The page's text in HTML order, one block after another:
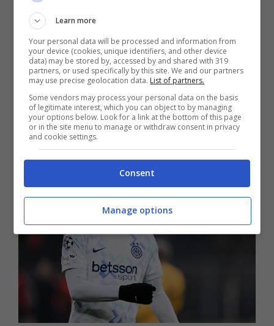
avrebbe messo gli occhi su
da che di recente la società tedesca ha
trovato l’accordo per il rinnovo di contratto
Dayot Upamecano
e ora cerca di
rendere il reparto ancora più forte e
centrale.
Learn more
Your personal data will be processed and information from
your device (cookies, unique identifiers, and other device
data) may be stored by, accessed by and shared with 319
partners, or used specifically by this site. We and our partners
may use precise geolocation data. List of partners.
Some vendors may process your personal data on the basis
of legitimate interest, which you can object to by managing
your options below. Look for a link at the bottom of this page
or in the site menu to manage or withdraw consent in privacy
and cookie settings.
Consent
Manage options